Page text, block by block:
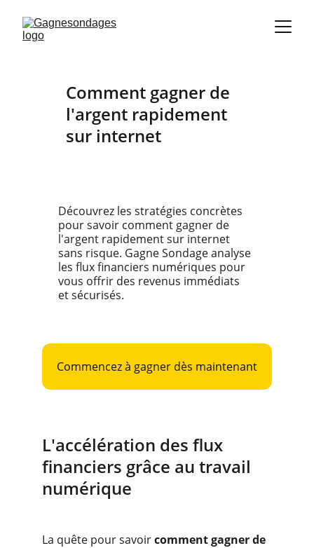
Comment gagner de
l'argent rapidement
sur internet
Découvrez les stratégies concrètes
pour savoir comment gagner de
l'argent rapidement sur internet
sans risque. Gagne Sondage analyse
les flux financiers numériques pour
vous offrir des revenus immédiats
et sécurisés.
Commencez à gagner dès maintenant
L'accélération des flux
financiers grâce au travail
numérique
La quête pour savoir comment gagner de